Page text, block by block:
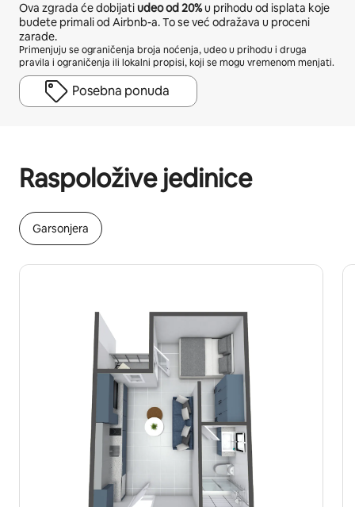
Ova zgrada će dobijatiudeo od20%u prihodu od isplata koje
budete primali od Airbnb-a. To se već odražava u proceni
zarade.
Primenjuju se ograničenja broja noćenja, udeo u prihodu i druga
pravila i ograničenja ili lokalni propisi, koji se mogu vremenom menjati.
Posebna ponuda
Raspoložive jedinice
Garsonjera